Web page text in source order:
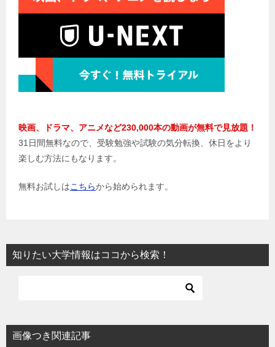
映画、ドラマ、アニメなど230,000本の動画が無料で見放題！
31日間無料なので、受験勉強や試験の気分転換、休日をより
楽しむ方法にもなります。
無料お試しはこちらから始められます。
知りたい大学情報はココから検索！
画像つき関連記事